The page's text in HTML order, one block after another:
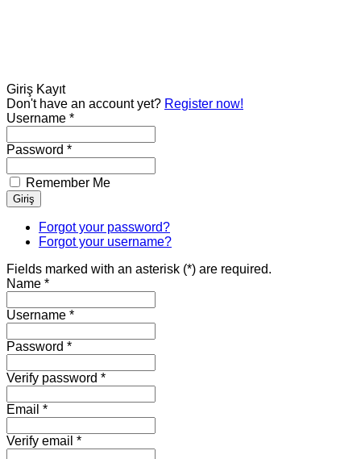
Giriş Kayıt
Don't have an account yet? Register now!
Username *
Password *
Remember Me
Forgot your password?
Forgot your username?
Fields marked with an asterisk (*) are required.
Name *
Username *
Password *
Verify password *
Email *
Verify email *